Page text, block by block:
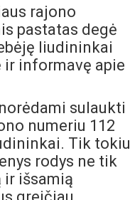
rajono
pastatas degė
liudininkai
ir informavę apie
sulaukti
numeriu 112
Tik tokiu
rodys ne tik
ir išsamią